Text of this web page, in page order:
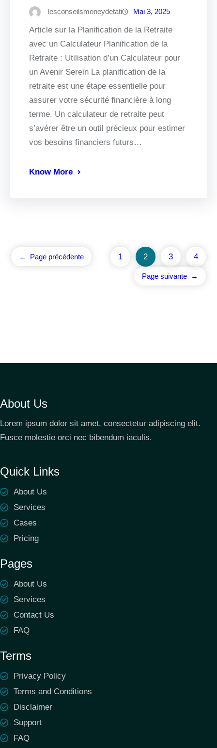
lesconseilsmoneydetati Mai 3, 2025
Article sur la Planification de la Retraite
avec un Calculateur Planification de la
Retraite : Utilisation d’un Calculateur pour
un Avenir Serein La planification de la
retraite est une étape essentielle pour
assurer votre sécurité financière à long
terme. Un calculateur de retraite peut
s’avérer être un outil précieux pour estimer
vos besoins financiers futurs…
Know More
← Page précédente 1 2 3 4
Page suivante →
About Us
Lorem ipsum dolor sit amet, consectetur adipiscing elit.
Fusce molestie orci nec bibendum iaculis.
Quick Links
About Us
Services
Cases
Pricing
Pages
About Us
Services
Contact Us
FAQ
Terms
Privacy Policy
Terms and Conditions
Disclaimer
Support
FAQ